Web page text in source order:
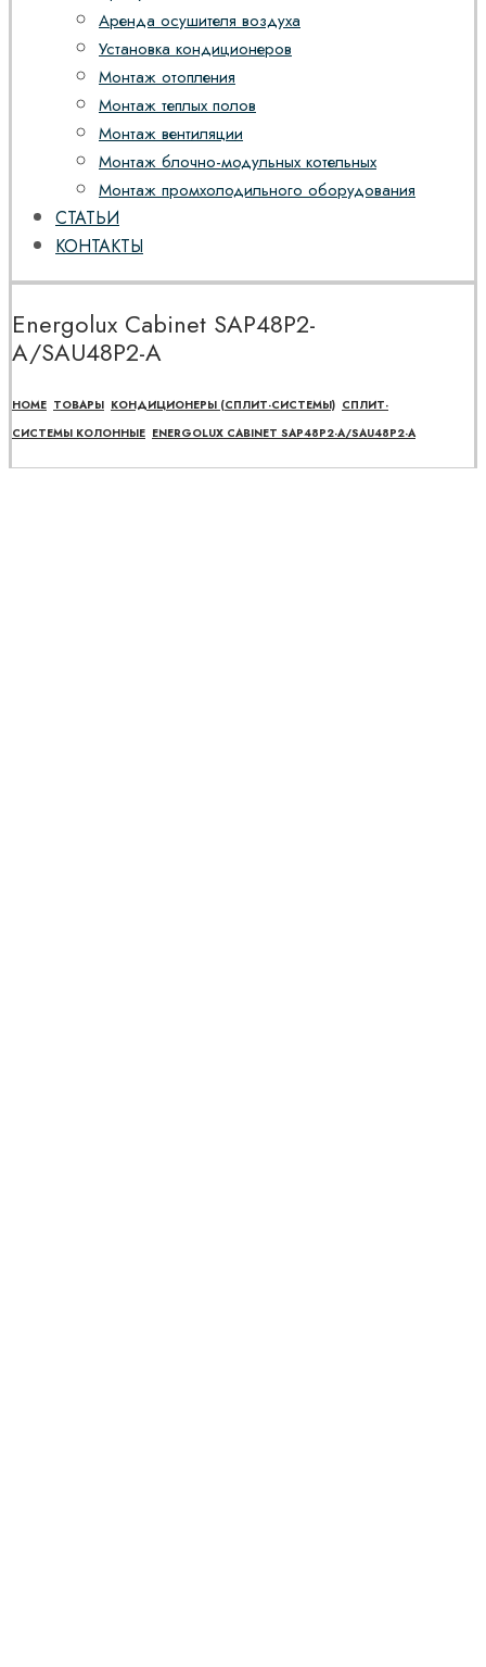
Аренда осушителя воздуха
Установка кондиционеров
Монтаж отопления
Монтаж теплых полов
Монтаж вентиляции
Монтаж блочно-модульных котельных
Монтаж промхолодильного оборудования
СТАТЬИ
КОНТАКТЫ
Energolux Cabinet SAP48P2-
A/SAU48P2-A
HOME ТОВАРЫ КОНДИЦИОНЕРЫ (СПЛИТ-СИСТЕМЫ) СПЛИТ-
СИСТЕМЫ КОЛОННЫЕ ENERGOLUX CABINET SAP48P2-A/SAU48P2-A